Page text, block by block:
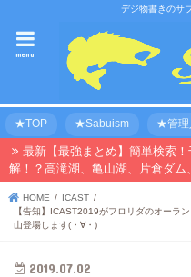
デジ物書きのサ
menu
★TOP ★Sabuism ★管理
最新【最強まとめ】簡単検索
解！？高滝湖、亀山湖、片倉ダム
HOME
ICAST
【告知】ICAST2019がフロリダのオーラ
山登場します(・∀・)
2019.07.02